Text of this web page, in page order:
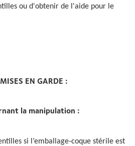
ou d'obtenir de l'aide pour le
EN GARDE :
la manipulation :
si l’emballage-coque stérile est